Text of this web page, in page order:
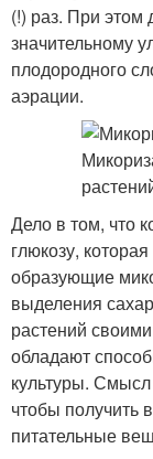
(!) раз. При этом
значительному
плодородного
аэрации.
Дело в том, что
глюкозу,
образующие
выделения
растений
обладают
культуры.
чтобы получить
питательные